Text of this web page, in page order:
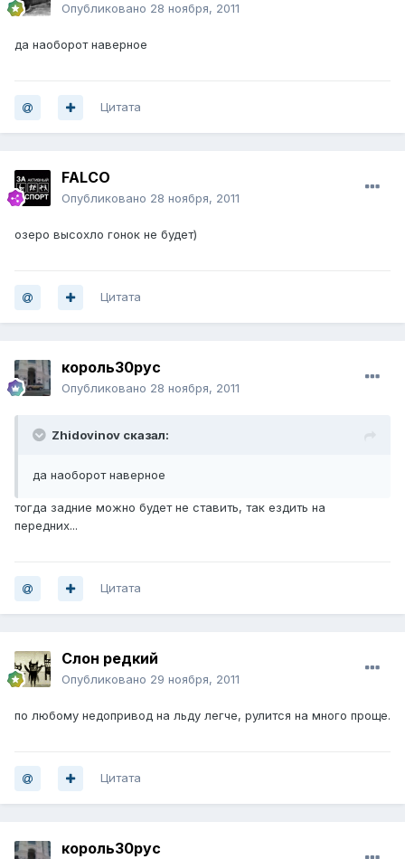
Опубликовано 28 ноября, 2011
да наоборот наверное
Цитата
FALCO
Опубликовано 28 ноября, 2011
озеро высохло гонок не будет)
Цитата
король30рус
Опубликовано 28 ноября, 2011
Zhidovinov сказал:
да наоборот наверное
тогда задние можно будет не ставить, так ездить на
передних...
Цитата
Слон редкий
Опубликовано 29 ноября, 2011
по любому недопривод на льду легче, рулится на много проще.
Цитата
король30рус